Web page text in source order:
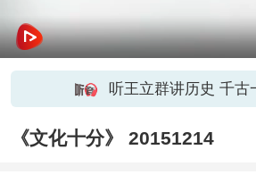
听王立群讲历史 千古
《文化十分》 20151214